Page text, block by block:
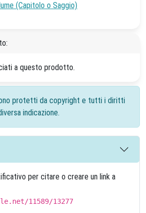
(Capitolo o Saggio)
a questo prodotto.
protetti da copyright e tutti i diritti
indicazione.
per citare o creare un link a
11589/13277